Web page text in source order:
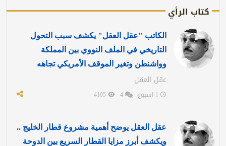
كتاب الرأي
الكاتب "عقل العقل" يكشف سبب التحول
التاريخي في الملف النووي بين المملكة
وواشنطن وتغير الموقف الأمريكي تجاهه
عقل العقل
عقل العقل يوضح أهمية مشروع قطار الخليج ..
ويكشف أبرز مزايا القطار السريع بين الدوحة